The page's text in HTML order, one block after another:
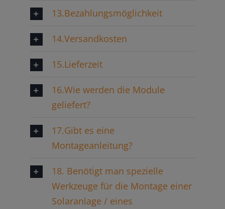
13.Bezahlungsmöglichkeit
14.Versandkosten
15.Lieferzeit
16.Wie werden die Module
geliefert?
17.Gibt es eine
Montageanleitung?
18. Benötigt man spezielle
Werkzeuge für die Montage einer
Solaranlage / eines